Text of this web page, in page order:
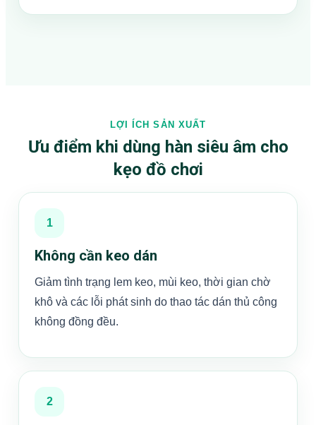
LỢI ÍCH SẢN XUẤT
Ưu điểm khi dùng hàn siêu âm cho
kẹo đồ chơi
1
Không cần keo dán
Giảm tình trạng lem keo, mùi keo, thời gian chờ
khô và các lỗi phát sinh do thao tác dán thủ công
không đồng đều.
2